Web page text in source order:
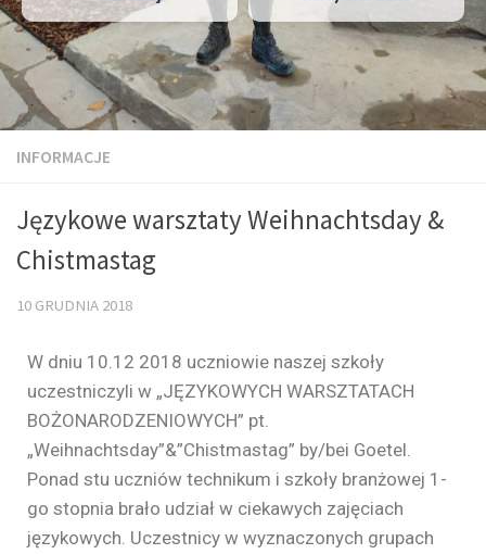
INFORMACJE
Językowe warsztaty Weihnachtsday &
Chistmastag
10 GRUDNIA 2018
W dniu 10.12 2018 uczniowie naszej szkoły
uczestniczyli w „JĘZYKOWYCH WARSZTATACH
BOŻONARODZENIOWYCH” pt.
„Weihnachtsday”&”Chistmastag” by/bei Goetel.
Ponad stu uczniów technikum i szkoły branżowej 1-
go stopnia brało udział w ciekawych zajęciach
językowych. Uczestnicy w wyznaczonych grupach